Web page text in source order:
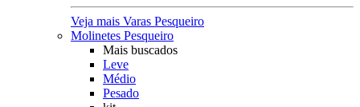
Veja mais Varas Pesqueiro
Molinetes Pesqueiro
Mais buscados
Leve
Médio
Pesado